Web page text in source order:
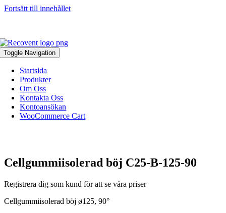
Fortsätt till innehållet
Toggle Navigation
Startsida
Produkter
Om Oss
Kontakta Oss
Kontoansökan
WooCommerce Cart
Cellgummiisolerad böj C25-B-125-90
Registrera dig som kund för att se våra priser
Cellgummiisolerad böj ø125, 90°